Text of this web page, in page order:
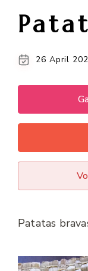
26 April
Patatas